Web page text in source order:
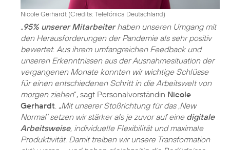
Nicole Gerhardt (Credits: Telefónica Deutschland)
„95% unserer Mitarbeiterhaben unseren Umgang mit
den Herausforderungen der Pandemie als sehr positiv
bewertet. Aus ihrem umfangreichen Feedback und
unseren Erkenntnissen aus der Ausnahmesituation der
vergangenen Monate konnten wir wichtige Schlüsse
für einen entschiedenen Schritt in die Arbeitswelt von
morgen ziehen”, sagt Personalvorständin Nicole
Gerhardt . „Mit unserer Stoßrichtung für das ‚New
Normal‘ setzen wir stärker als je zuvor auf eine digitale
Arbeitsweise, individuelle Flexibilität und maximale
Produktivität. Damit treiben wir unsere Transformation